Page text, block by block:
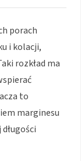
porach
i kolacji,
rozkład ma
to
marginesu